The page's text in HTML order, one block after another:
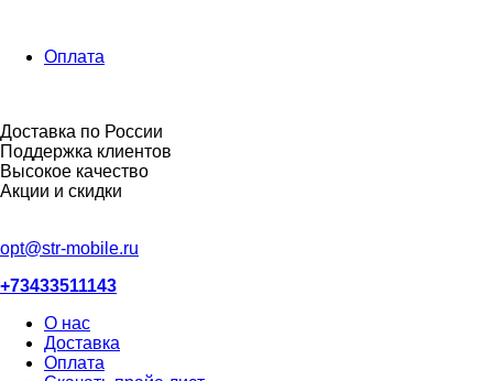
Оплата
Доставка по России
Поддержка клиентов
Высокое качество
Акции и скидки
opt@str-mobile.ru
+73433511143
О нас
Доставка
Оплата